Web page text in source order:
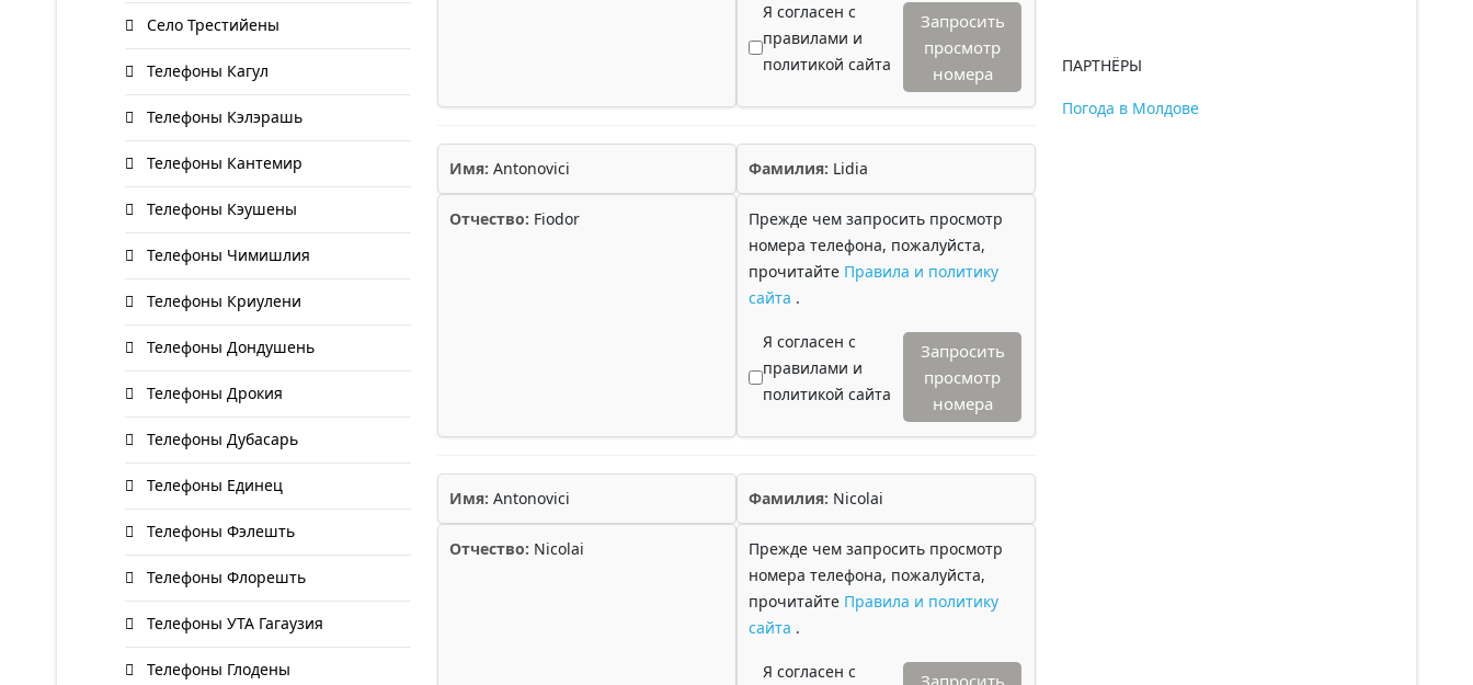
Село Трестийены
Телефоны Кагул
Телефоны Кэлэрашь
Телефоны Кантемир
Телефоны Кэушены
Телефоны Чимишлия
Телефоны Криулени
Телефоны Дондушень
Телефоны Дрокия
Телефоны Дубасарь
Телефоны Единец
Телефоны Фэлешть
Телефоны Флорешть
Телефоны УТА Гагаузия
Телефоны Глодены
Я согласен с
правилами и
политикой сайта
Запросить
просмотр
номера
Имя: Antonovici Фамилия: Lidia
Отчество: Fiodor
Прежде чем запросить просмотр
номера телефона, пожалуйста,
прочитайте Правила и политику
сайта .
Я согласен с
правилами и
политикой сайта
Запросить
просмотр
номера
Имя: Antonovici Фамилия: Nicolai
Отчество: Nicolai
Прежде чем запросить просмотр
номера телефона, пожалуйста,
прочитайте Правила и политику
сайта .
Я согласен с
Запросить
ПАРТНЁРЫ
Погода в Молдове